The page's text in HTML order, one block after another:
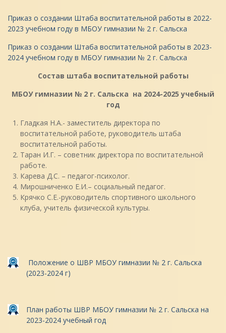
Приказ о создании Штаба воспитательной работы в 2022-
2023 учебном году в МБОУ гимназии № 2 г. Сальска
Приказ о создании Штаба воспитательной работы в 2023-
2024 учебном году в МБОУ гимназии № 2 г. Сальска
Состав штаба воспитательной работы
МБОУ гимназии № 2 г. Сальска на 2024-2025 учебный
год
Гладкая Н.А.- заместитель директора по
воспитательной работе, руководитель штаба
воспитательной работы.
Таран И.Г. – советник директора по воспитательной
работе.
Карева Д.С. – педагог-психолог.
Мирошниченко Е.И.– социальный педагог.
Крячко С.Е.-руководитель спортивного школьного
клуба, учитель физической культуры.
Положение о ШВР МБОУ гимназии № 2 г. Сальска
(2023-2024 г)
План работы ШВР МБОУ гимназии № 2 г. Сальска на
2023-2024 учебный год